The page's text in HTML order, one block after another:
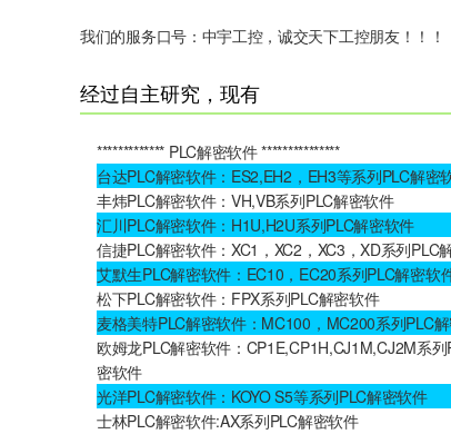
我们的服务口号：中宇工控，诚交天下工控朋友！！！
经过自主研究，现有
************* PLC解密软件 ***************
台达PLC解密软件：ES2,EH2，EH3等系列PLC解密
丰炜PLC解密软件：VH,VB系列PLC解密软件
汇川PLC解密软件：H1U,H2U系列PLC解密软件
信捷PLC解密软件：XC1，XC2，XC3，XD系列PLC
艾默生PLC解密软件：EC10，EC20系列PLC解密软
松下PLC解密软件：FPX系列PLC解密软件
麦格美特PLC解密软件：MC100，MC200系列PLC
欧姆龙PLC解密软件：CP1E,CP1H,CJ1M,CJ2M系
密软件
光洋PLC解密软件：KOYO S5等系列PLC解密软件
士林PLC解密软件:AX系列PLC解密软件